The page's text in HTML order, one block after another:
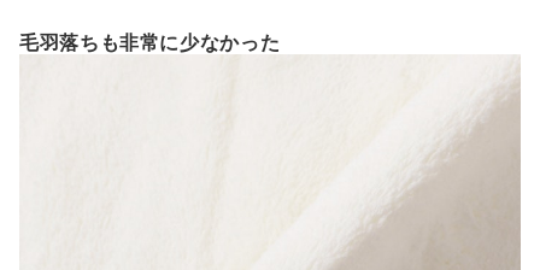
毛羽落ちも非常に少なかった